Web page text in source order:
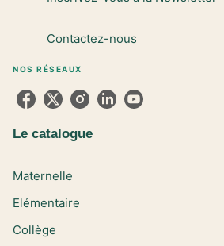
Contactez-nous
NOS RÉSEAUX
Le catalogue
Maternelle
Elémentaire
Collège